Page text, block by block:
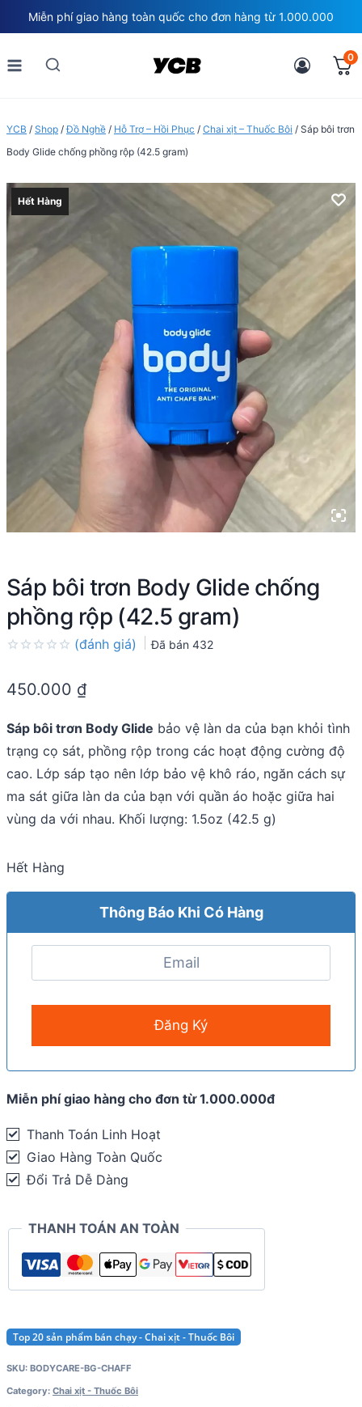
to
content
Miễn phí giao hàng toàn quốc cho đơn hàng từ 1.000.000
0
YCB / Shop /Đồ Nghề / Hỗ Trợ – Hồi Phục / Chai xịt – Thuốc Bôi / Sáp bôi trơn
Body Glide chống phồng rộp (42.5 gram)
Hết Hàng
Sáp bôi trơn Body Glide chống
phồng rộp (42.5 gram)
out
(đánh giá) Đã bán 432
450.000 ₫
Sáp bôi trơn Body Glide bảo vệ làn da của bạn khỏi tình
trạng cọ sát, phồng rộp trong các hoạt động cường độ
cao. Lớp sáp tạo nên lớp bảo vệ khô ráo, ngăn cách sự
ma sát giữa làn da của bạn với quần áo hoặc giữa hai
vùng da với nhau. Khối lượng: 1.5oz (42.5 g)
Hết Hàng
Thông Báo Khi Có Hàng
Miễn phí giao hàng cho đơn từ 1.000.000đ
Thanh Toán Linh Hoạt
Giao Hàng Toàn Quốc
Đổi Trả Dễ Dàng
THANH TOÁN AN TOÀN
Top 20 sản phẩm bán chạy - Chai xịt - Thuốc Bôi
SKU: BODYCARE-BG-CHAFF
Category: Chai xịt - Thuốc Bôi